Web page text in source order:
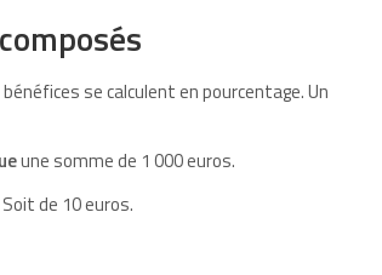
se calculent en pourcentage. Un
une somme de 1 000 euros.
de 10 euros.